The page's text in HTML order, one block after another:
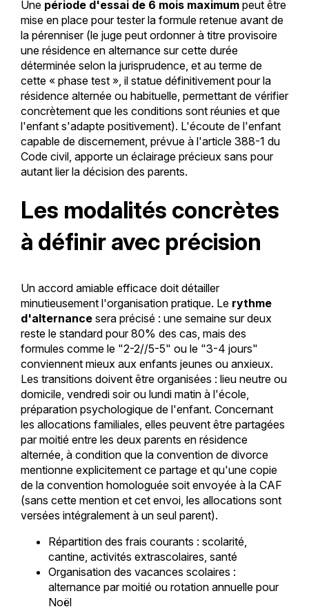
Une période d'essai de 6 mois maximumpeut être
mise en place pour tester la formule retenue avant de
la pérenniser (le juge peut ordonner à titre provisoire
une résidence en alternance sur cette durée
déterminée selon la jurisprudence, et au terme de
cette « phase test », il statue définitivement pour la
résidence alternée ou habituelle, permettant de vérifier
concrètement que les conditions sont réunies et que
l'enfant s'adapte positivement). L'écoute de l'enfant
capable de discernement, prévue à l'article 388-1 du
Code civil, apporte un éclairage précieux sans pour
autant lier la décision des parents.
Les modalités concrètes
à définir avec précision
Un accord amiable efficace doit détailler
minutieusement l'organisation pratique. Le rythme
d'alternancesera précisé : une semaine sur deux
reste le standard pour 80% des cas, mais des
formules comme le "2-2//5-5" ou le "3-4 jours"
conviennent mieux aux enfants jeunes ou anxieux.
Les transitions doivent être organisées : lieu neutre ou
domicile, vendredi soir ou lundi matin à l'école,
préparation psychologique de l'enfant. Concernant
les allocations familiales, elles peuvent être partagées
par moitié entre les deux parents en résidence
alternée, à condition que la convention de divorce
mentionne explicitement ce partage et qu'une copie
de la convention homologuée soit envoyée à la CAF
(sans cette mention et cet envoi, les allocations sont
versées intégralement à un seul parent).
Répartition des frais courants : scolarité,
cantine, activités extrascolaires, santé
Organisation des vacances scolaires :
alternance par moitié ou rotation annuelle pour
Noël